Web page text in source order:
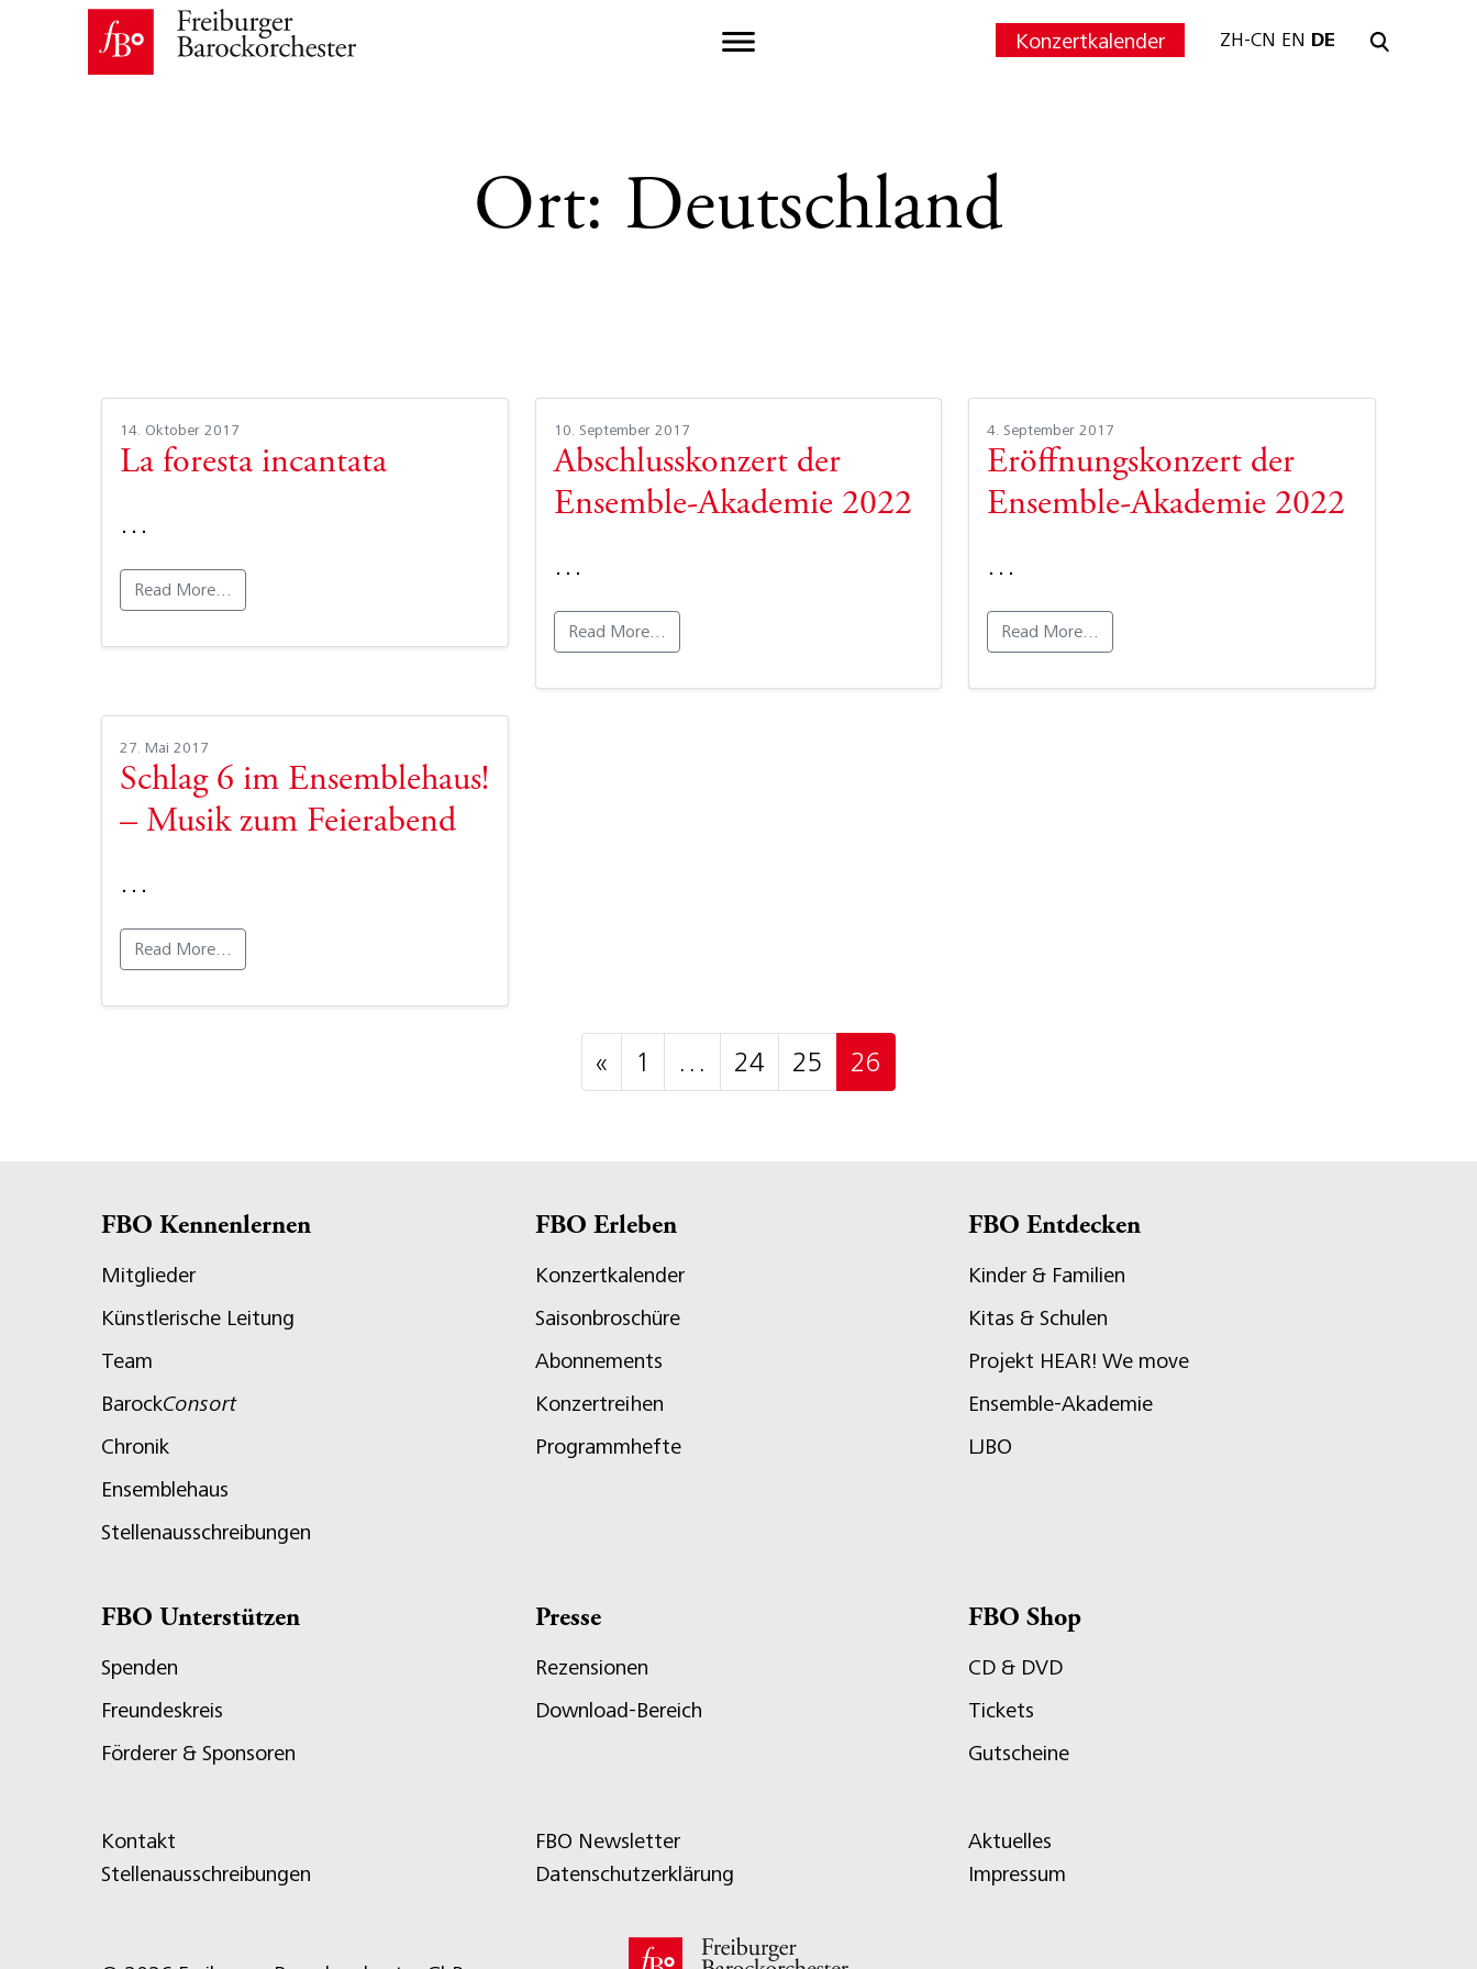
Konzertkalender ZH-CN EN DE
Ort: Deutschland
14. Oktober 2017
La foresta incantata
…
Read More…
10. September 2017
Abschlusskonzert der
Ensemble-Akademie 2022
…
Read More…
4. September 2017
Eröffnungskonzert der
Ensemble-Akademie 2022
…
Read More…
27. Mai 2017
Schlag 6 im Ensemblehaus!
– Musik zum Feierabend
…
Read More…
Posts navigation
« 1 … 24 25 26
FBO Kennenlernen
Mitglieder
Künstlerische Leitung
Team
BarockConsort
Chronik
Ensemblehaus
Stellenausschreibungen
FBO Erleben
Konzertkalender
Saisonbroschüre
Abonnements
Konzertreihen
Programmhefte
FBO Entdecken
Kinder & Familien
Kitas & Schulen
Projekt HEAR! We move
Ensemble-Akademie
LJBO
FBO Unterstützen
Spenden
Freundeskreis
Förderer & Sponsoren
Presse
Rezensionen
Download-Bereich
FBO Shop
CD & DVD
Tickets
Gutscheine
Kontakt FBO Newsletter
Aktuelles
Stellenausschreibungen
Datenschutzerklärung Impressum